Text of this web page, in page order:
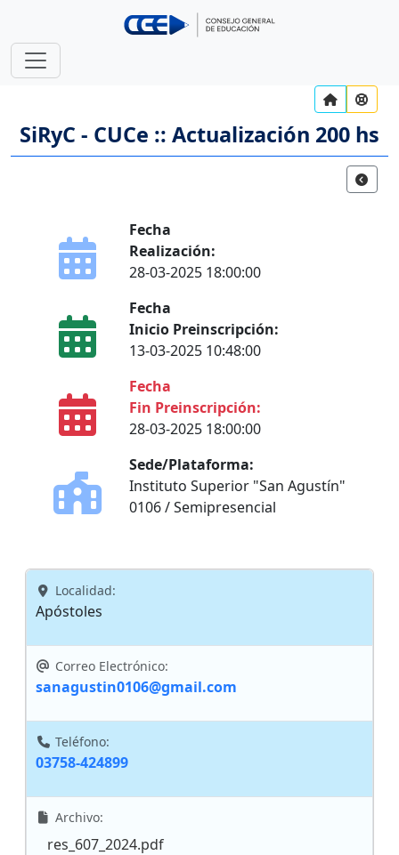
SiRyC - CUCe :: Actualización 200 hs
Fecha
Realización:
28-03-2025 18:00:00
Fecha
Inicio Preinscripción:
13-03-2025 10:48:00
Fecha
Fin Preinscripción:
28-03-2025 18:00:00
Sede/Plataforma:
Instituto Superior "San Agustín"
0106 / Semipresencial
Localidad:
Apóstoles
Correo Electrónico:
sanagustin0106@gmail.com
Teléfono:
03758-424899
Archivo:
res_607_2024.pdf